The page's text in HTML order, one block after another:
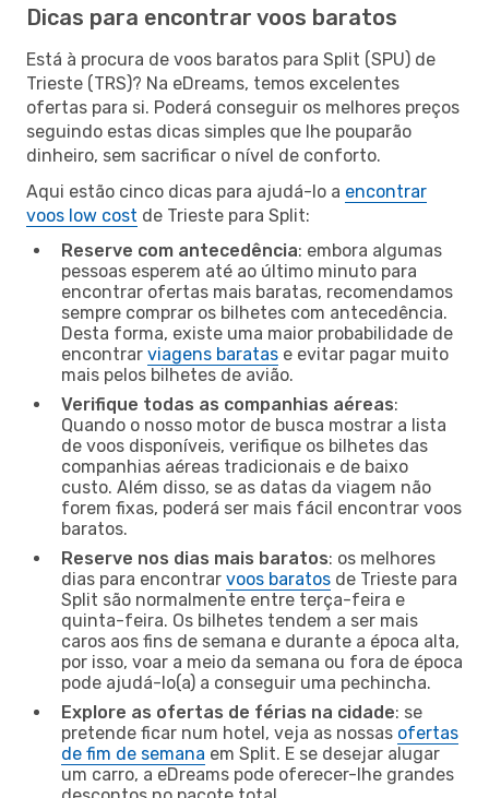
Dicas para encontrar voos baratos
Está à procura de voos baratos para Split (SPU) de
Trieste (TRS)? Na eDreams, temos excelentes
ofertas para si. Poderá conseguir os melhores preços
seguindo estas dicas simples que lhe pouparão
dinheiro, sem sacrificar o nível de conforto.
Aqui estão cinco dicas para ajudá-lo a encontrar
voos low cost de Trieste para Split:
Reserve com antecedência: embora algumas
pessoas esperem até ao último minuto para
encontrar ofertas mais baratas, recomendamos
sempre comprar os bilhetes com antecedência.
Desta forma, existe uma maior probabilidade de
encontrar viagens baratas e evitar pagar muito
mais pelos bilhetes de avião.
Verifique todas as companhias aéreas:
Quando o nosso motor de busca mostrar a lista
de voos disponíveis, verifique os bilhetes das
companhias aéreas tradicionais e de baixo
custo. Além disso, se as datas da viagem não
forem fixas, poderá ser mais fácil encontrar voos
baratos.
Reserve nos dias mais baratos: os melhores
dias para encontrar voos baratos de Trieste para
Split são normalmente entre terça-feira e
quinta-feira. Os bilhetes tendem a ser mais
caros aos fins de semana e durante a época alta,
por isso, voar a meio da semana ou fora de época
pode ajudá-lo(a) a conseguir uma pechincha.
Explore as ofertas de férias na cidade: se
pretende ficar num hotel, veja as nossas ofertas
de fim de semana em Split. E se desejar alugar
um carro, a eDreams pode oferecer-lhe grandes